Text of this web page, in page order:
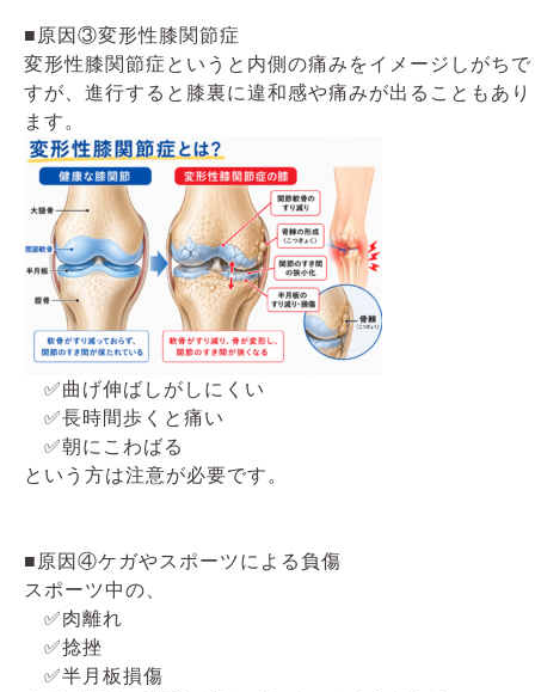
■原因③変形性膝関節症
変形性膝関節症というと内側の痛みをイメージしがちで
すが、進行すると膝裏に違和感や痛みが出ることもあり
ます。
✅曲げ伸ばしがしにくい
✅長時間歩くと痛い
✅朝にこわばる
という方は注意が必要です。
■原因④ケガやスポーツによる負傷
スポーツ中の、
✅肉離れ
✅捻挫
✅半月板損傷